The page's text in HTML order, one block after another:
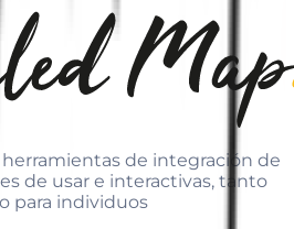
de integración de
de usar e interactivas, tanto
para individuos